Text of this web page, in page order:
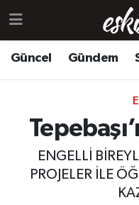
Güncel Gündem
ENGELLİ
PROJELER İLE